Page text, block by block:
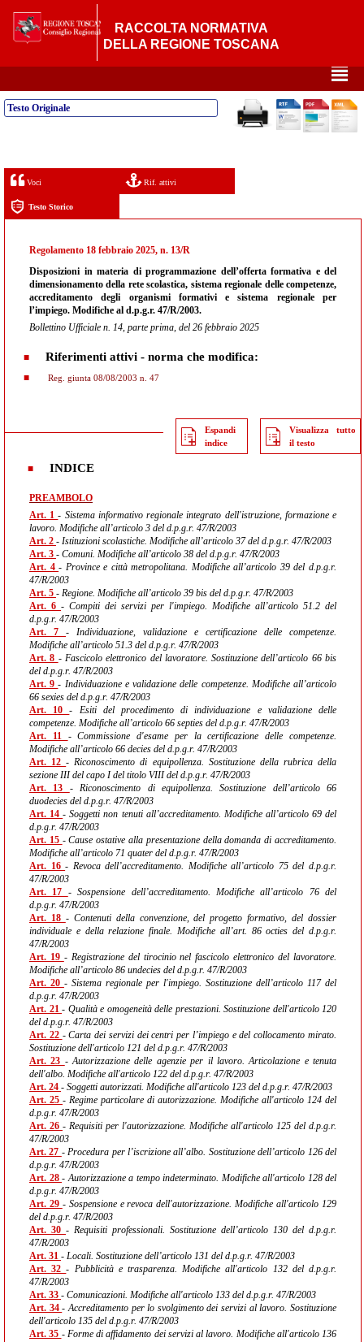
RACCOLTA NORMATIVA
DELLA REGIONE TOSCANA
²
Testo Originale
Voci Rif. attivi
Testo Storico
Regolamento 18 febbraio 2025, n. 13/R
Disposizioni in materia di programmazione dell’offerta formativa e del
dimensionamento della rete scolastica, sistema regionale delle competenze,
accreditamento degli organismi formativi e sistema regionale per
l’impiego. Modifiche al d.p.g.r. 47/R/2003.
Bollettino Ufficiale n. 14, parte prima, del 26 febbraio 2025
Riferimenti attivi - norma che modifica:
Reg. giunta 08/08/2003 n. 47
Espandi
indice
Visualizza tutto
il testo
INDICE
PREAMBOLO
Art. 1- Sistema informativo regionale integrato dell'istruzione, formazione e
lavoro. Modifiche all’articolo 3 del d.p.g.r. 47/R/2003
Art. 2 - Istituzioni scolastiche. Modifiche all’articolo 37 del d.p.g.r. 47/R/2003
Art. 3 - Comuni. Modifiche all’articolo 38 del d.p.g.r. 47/R/2003
Art. 4- Province e città metropolitana. Modifiche all’articolo 39 del d.p.g.r.
47/R/2003
Art. 5 - Regione. Modifiche all’articolo 39 bis del d.p.g.r. 47/R/2003
Art. 6 - Compiti dei servizi per l'impiego. Modifiche all’articolo 51.2 del
d.p.g.r. 47/R/2003
Art. 7 - Individuazione, validazione e certificazione delle competenze.
Modifiche all’articolo 51.3 del d.p.g.r. 47/R/2003
Art. 8 - Fascicolo elettronico del lavoratore. Sostituzione dell’articolo 66 bis
del d.p.g.r. 47/R/2003
Art. 9- Individuazione e validazione delle competenze. Modifiche all’articolo
66 sexies del d.p.g.r. 47/R/2003
Art. 10- Esiti del procedimento di individuazione e validazione delle
competenze. Modifiche all’articolo 66 septies del d.p.g.r. 47/R/2003
Art. 11 - Commissione d'esame per la certificazione delle competenze.
Modifiche all’articolo 66 decies del d.p.g.r. 47/R/2003
Art. 12- Riconoscimento di equipollenza. Sostituzione della rubrica della
sezione III del capo I del titolo VIII del d.p.g.r. 47/R/2003
Art. 13 - Riconoscimento di equipollenza. Sostituzione dell’articolo 66
duodecies del d.p.g.r. 47/R/2003
Art. 14- Soggetti non tenuti all’accreditamento. Modifiche all’articolo 69 del
d.p.g.r. 47/R/2003
Art. 15 - Cause ostative alla presentazione della domanda di accreditamento.
Modifiche all’articolo 71 quater del d.p.g.r. 47/R/2003
Art. 16- Revoca dell’accreditamento. Modifiche all’articolo 75 del d.p.g.r.
47/R/2003
Art. 17 - Sospensione dell’accreditamento. Modifiche all’articolo 76 del
d.p.g.r. 47/R/2003
Art. 18 - Contenuti della convenzione, del progetto formativo, del dossier
individuale e della relazione finale. Modifiche all’art. 86 octies del d.p.g.r.
47/R/2003
Art. 19 - Registrazione del tirocinio nel fascicolo elettronico del lavoratore.
Modifiche all’articolo 86 undecies del d.p.g.r. 47/R/2003
Art. 20 - Sistema regionale per l'impiego. Sostituzione dell’articolo 117 del
d.p.g.r. 47/R/2003
Art. 21 - Qualità e omogeneità delle prestazioni. Sostituzione dell'articolo 120
del d.p.g.r. 47/R/2003
Art. 22 - Carta dei servizi dei centri per l’impiego e del collocamento mirato.
Sostituzione dell'articolo 121 del d.p.g.r. 47/R/2003
Art. 23 - Autorizzazione delle agenzie per il lavoro. Articolazione e tenuta
dell'albo. Modifiche all'articolo 122 del d.p.g.r. 47/R/2003
Art. 24 - Soggetti autorizzati. Modifiche all'articolo 123 del d.p.g.r. 47/R/2003
Art. 25 - Regime particolare di autorizzazione. Modifiche all'articolo 124 del
d.p.g.r. 47/R/2003
Art. 26 - Requisiti per l'autorizzazione. Modifiche all'articolo 125 del d.p.g.r.
47/R/2003
Art. 27 - Procedura per l’iscrizione all’albo. Sostituzione dell’articolo 126 del
d.p.g.r. 47/R/2003
Art. 28 - Autorizzazione a tempo indeterminato. Modifiche all'articolo 128 del
d.p.g.r. 47/R/2003
Art. 29 - Sospensione e revoca dell'autorizzazione. Modifiche all'articolo 129
del d.p.g.r. 47/R/2003
Art. 30 - Requisiti professionali. Sostituzione dell’articolo 130 del d.p.g.r.
47/R/2003
Art. 31 - Locali. Sostituzione dell’articolo 131 del d.p.g.r. 47/R/2003
Art. 32- Pubblicità e trasparenza. Modifiche all'articolo 132 del d.p.g.r.
47/R/2003
Art. 33 - Comunicazioni. Modifiche all'articolo 133 del d.p.g.r. 47/R/2003
Art. 34- Accreditamento per lo svolgimento dei servizi al lavoro. Sostituzione
dell'articolo 135 del d.p.g.r. 47/R/2003
Art. 35 - Forme di affidamento dei servizi al lavoro. Modifiche all'articolo 136